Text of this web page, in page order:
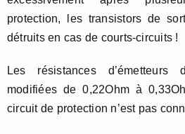
protection, les transistors de
détruits en cas de courts-circuits !
Les résistances d’émetteurs
modifiées de 0,22Ohm à
circuit de protection n’est pas